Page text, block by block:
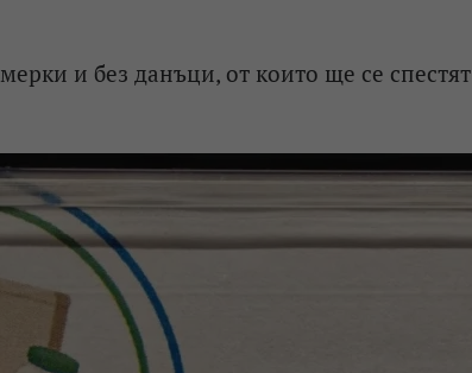
и без данъци, от които ще се спестят